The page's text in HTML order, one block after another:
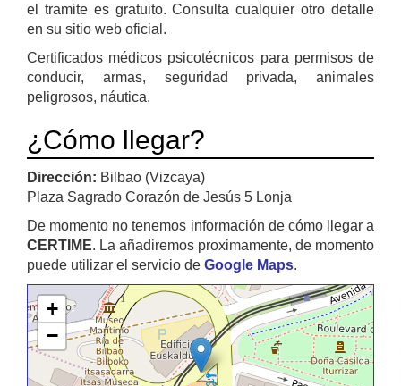
el tramite es gratuito. Consulta cualquier otro detalle
en su sitio web oficial.
Certificados médicos psicotécnicos para permisos de
conducir, armas, seguridad privada, animales
peligrosos, náutica.
¿Cómo llegar?
Dirección: Bilbao (Vizcaya)
Plaza Sagrado Corazón de Jesús 5 Lonja
De momento no tenemos información de cómo llegar a
CERTIME. La añadiremos proximamente, de momento
puede utilizar el servicio de Google Maps.
+
−